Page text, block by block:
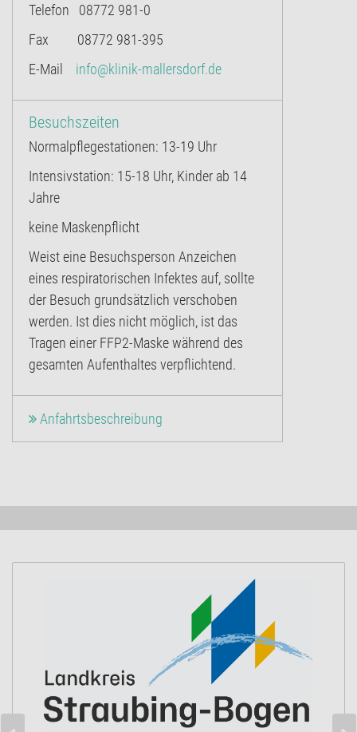
Telefon 08772 981-0
Fax 08772 981-395
E-Mail info@klinik-mallersdorf.de
Besuchszeiten
Normalpflegestationen: 13-19 Uhr
Intensivstation: 15-18 Uhr, Kinder ab 14
Jahre
keine Maskenpflicht
Weist eine Besuchsperson Anzeichen
eines respiratorischen Infektes auf, sollte
der Besuch grundsätzlich verschoben
werden. Ist dies nicht möglich, ist das
Tragen einer FFP2-Maske während des
gesamten Aufenthaltes verpflichtend.
Anfahrtsbeschreibung